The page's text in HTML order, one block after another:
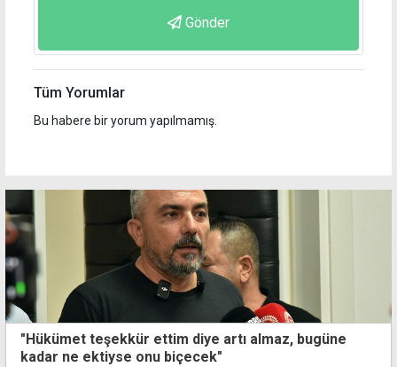
Gönder
Tüm Yorumlar
Bu habere bir yorum yapılmamış.
"Hükümet teşekkür ettim diye artı almaz, bugüne
kadar ne ektiyse onu biçecek"